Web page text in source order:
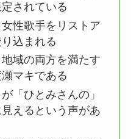
されている
性歌手をリストア
込まれる
域の両方を満たす
マキである
「ひとみさんの」
えるという声があ